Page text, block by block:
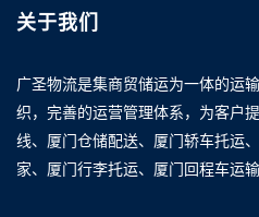
关于我们
广圣物流是集商贸储运为一体的运
织，完善的运营管理体系，为客户
线、厦门仓储配送、厦门轿车托运
家、厦门行李托运、厦门回程车运